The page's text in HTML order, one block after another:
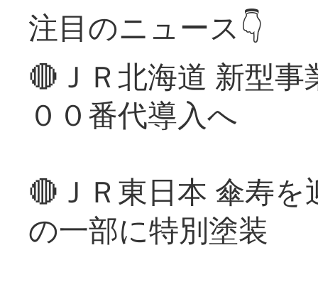
注目のニュース👇
🔴ＪＲ北海道 新型
００番代導入へ
🔴ＪＲ東日本 傘寿
の一部に特別塗装